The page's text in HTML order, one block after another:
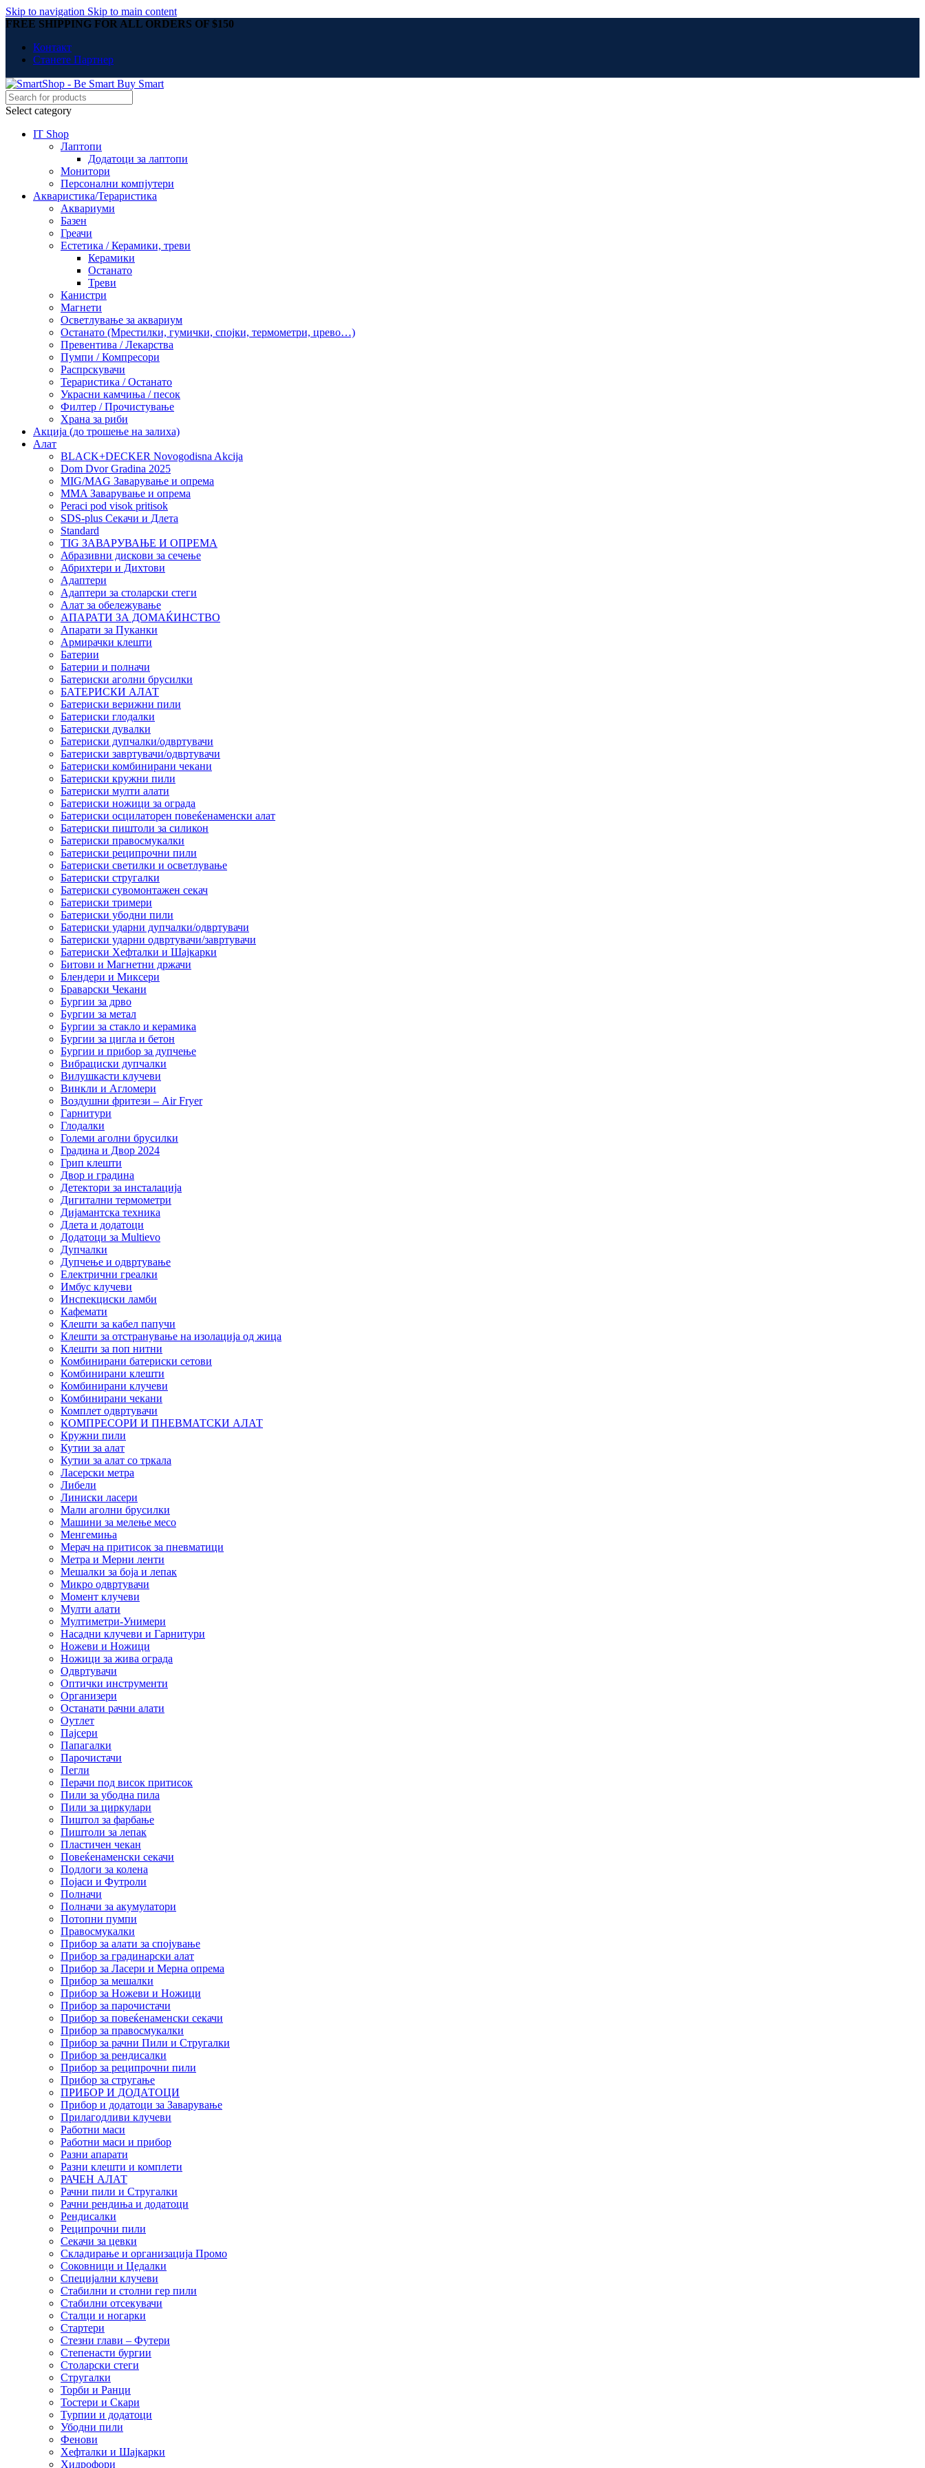
Skip to navigation Skip to main content
FREE SHIPPING FOR ALL ORDERS OF $150
Контакт
Станете Партнер
Select category
IT Shop
Лаптопи
Додатоци за лаптопи
Монитори
Персонални компјутери
Акваристика/Тераристика
Аквариуми
Базен
Греачи
Естетика / Керамики, треви
Керамики
Останато
Треви
Канистри
Магнети
Осветлување за аквариум
Останато (Мрестилки, гумички, спојки, термометри, црево…)
Превентива / Лекарства
Пумпи / Компресори
Распрскувачи
Тераристика / Останато
Украсни камчиња / песок
Филтер / Прочистување
Храна за риби
Акција (до трошење на залиха)
Алат
BLACK+DECKER Novogodisna Akcija
Dom Dvor Gradina 2025
MIG/MAG Заварување и опрема
MMA Заварување и опрема
Peraci pod visok pritisok
SDS-plus Секачи и Длета
Standard
TIG ЗАВАРУВАЊЕ И ОПРЕМА
Абразивни дискови за сечење
Абрихтери и Дихтови
Адаптери
Адаптери за столарски стеги
Алат за обележување
АПАРАТИ ЗА ДОМАЌИНСТВО
Апарати за Пуканки
Армирачки клешти
Батерии
Батерии и полначи
Батериски аголни брусилки
БАТЕРИСКИ АЛАТ
Батериски верижни пили
Батериски глодалки
Батериски дувалки
Батериски дупчалки/одвртувачи
Батериски завртувачи/одвртувачи
Батериски комбинирани чекани
Батериски кружни пили
Батериски мулти алати
Батериски ножици за ограда
Батериски осцилаторен повеќенаменски алат
Батериски пиштоли за силикон
Батериски правосмукалки
Батериски реципрочни пили
Батериски светилки и осветлување
Батериски стругалки
Батериски сувомонтажен секач
Батериски тримери
Батериски убодни пили
Батериски ударни дупчалки/одвртувачи
Батериски ударни одвртувачи/завртувачи
Батериски Хефталки и Шајкарки
Битови и Магнетни држачи
Блендери и Миксери
Браварски Чекани
Бургии за дрво
Бургии за метал
Бургии за стакло и керамика
Бургии за цигла и бетон
Бургии и прибор за дупчење
Вибрациски дупчалки
Вилушкасти клучеви
Винкли и Агломери
Воздушни фритези – Air Fryer
Гарнитури
Глодалки
Големи аголни брусилки
Градина и Двор 2024
Грип клешти
Двор и градина
Детектори за инсталација
Дигитални термометри
Дијамантска техника
Длета и додатоци
Додатоци за Multievo
Дупчалки
Дупчење и одвртување
Електрични греалки
Имбус клучеви
Инспекциски ламби
Кафемати
Клешти за кабел папучи
Клешти за отстранување на изолација од жица
Клешти за поп нитни
Комбинирани батериски сетови
Комбинирани клешти
Комбинирани клучеви
Комбинирани чекани
Комплет одвртувачи
КОМПРЕСОРИ И ПНЕВМАТСКИ АЛАТ
Кружни пили
Кутии за алат
Кутии за алат со тркала
Ласерски метра
Либели
Линиски ласери
Мали аголни брусилки
Машини за мелење месо
Менгемиња
Мерач на притисок за пневматици
Метра и Мерни ленти
Мешалки за боја и лепак
Микро одвртувачи
Момент клучеви
Мулти алати
Мултиметри-Унимери
Насадни клучеви и Гарнитури
Ножеви и Ножици
Ножици за жива ограда
Одвртувачи
Оптички инструменти
Организери
Останати рачни алати
Оутлет
Пајсери
Папагалки
Парочистачи
Пегли
Перачи под висок притисок
Пили за убодна пила
Пили за циркулари
Пиштол за фарбање
Пиштоли за лепак
Пластичен чекан
Повеќенаменски секачи
Подлоги за колена
Појаси и Футроли
Полначи
Полначи за акумулатори
Потопни пумпи
Правосмукалки
Прибор за алати за спојување
Прибор за градинарски алат
Прибор за Ласери и Мерна опрема
Прибор за мешалки
Прибор за Ножеви и Ножици
Прибор за парочистачи
Прибор за повеќенаменски секачи
Прибор за правосмукалки
Прибор за рачни Пили и Стругалки
Прибор за рендисалки
Прибор за реципрочни пили
Прибор за стругање
ПРИБОР И ДОДАТОЦИ
Прибор и додатоци за Заварување
Прилагодливи клучеви
Работни маси
Работни маси и прибор
Разни апарати
Разни клешти и комплети
РАЧЕН АЛАТ
Рачни пили и Стругалки
Рачни рендиња и додатоци
Рендисалки
Реципрочни пили
Секачи за цевки
Складирање и организација Промо
Соковници и Цедалки
Специјални клучеви
Стабилни и столни гер пили
Стабилни отсекувачи
Сталци и ногарки
Стартери
Стезни глави – Футери
Степенасти бургии
Столарски стеги
Стругалки
Торби и Ранци
Тостери и Скари
Турпии и додатоци
Убодни пили
Фенови
Хефталки и Шајкарки
Хидрофори